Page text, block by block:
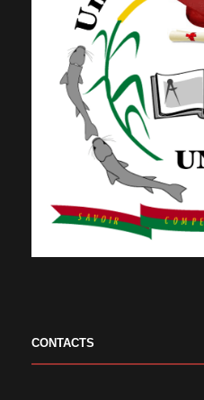
CONTACTS